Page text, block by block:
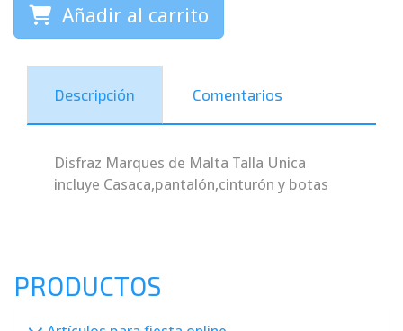
Añadir al carrito
Descripción Comentarios
Disfraz Marques de Malta Talla Unica
incluye Casaca,pantalón,cinturón y botas
PRODUCTOS